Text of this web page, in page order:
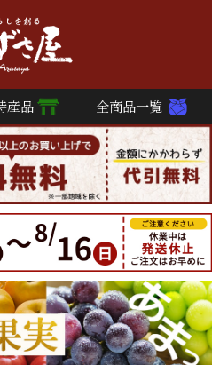
産品 全商品一覧